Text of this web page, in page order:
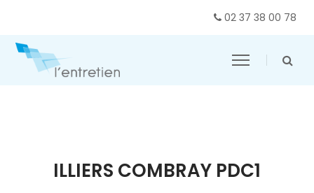
02 37 38 00 78
ILLIERS COMBRAY PDC1